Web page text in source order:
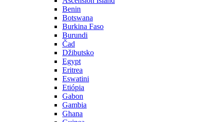
Benin
Botswana
Burkina Faso
Burundi
Čad
Džibutsko
Egypt
Eritrea
Eswatini
Etiópia
Gabon
Gambia
Ghana